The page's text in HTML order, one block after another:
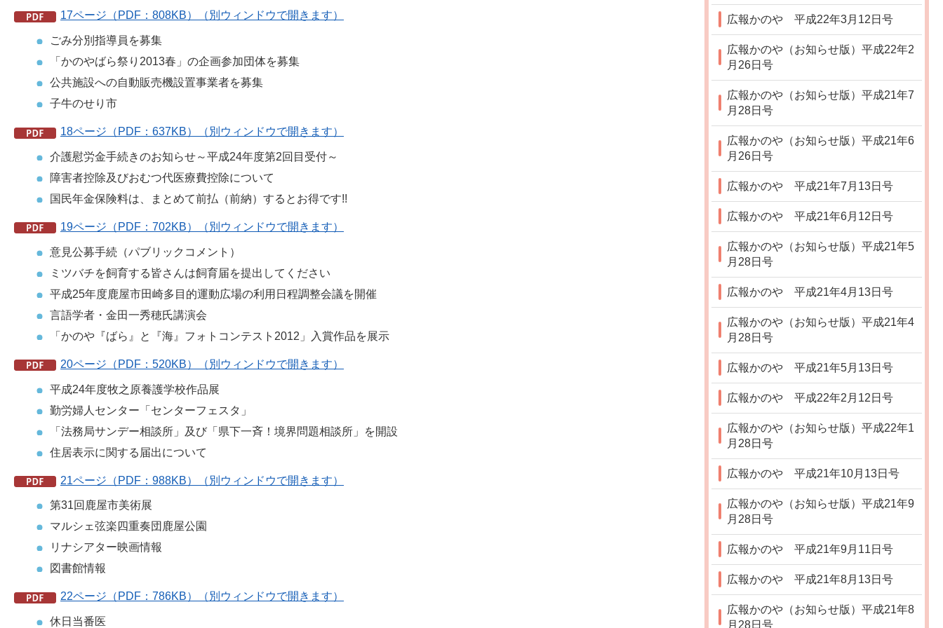
17ページ（PDF：808KB）（別ウィンドウで開きます）
ごみ分別指導員を募集
「かのやばら祭り2013春」の企画参加団体を募集
公共施設への自動販売機設置事業者を募集
子牛のせり市
18ページ（PDF：637KB）（別ウィンドウで開きます）
介護慰労金手続きのお知らせ～平成24年度第2回目受付～
障害者控除及びおむつ代医療費控除について
国民年金保険料は、まとめて前払（前納）するとお得です!!
19ページ（PDF：702KB）（別ウィンドウで開きます）
意見公募手続（パブリックコメント）
ミツバチを飼育する皆さんは飼育届を提出してください
平成25年度鹿屋市田崎多目的運動広場の利用日程調整会議を開催
言語学者・金田一秀穂氏講演会
「かのや『ばら』と『海』フォトコンテスト2012」入賞作品を展示
20ページ（PDF：520KB）（別ウィンドウで開きます）
平成24年度牧之原養護学校作品展
勤労婦人センター「センターフェスタ」
「法務局サンデー相談所」及び「県下一斉！境界問題相談所」を開設
住居表示に関する届出について
21ページ（PDF：988KB）（別ウィンドウで開きます）
第31回鹿屋市美術展
マルシェ弦楽四重奏団鹿屋公園
リナシアター映画情報
図書館情報
22ページ（PDF：786KB）（別ウィンドウで開きます）
休日当番医
広報かのや 平成22年3月12日号
広報かのや（お知らせ版）平成22年2
月26日号
広報かのや（お知らせ版）平成21年7
月28日号
広報かのや（お知らせ版）平成21年6
月26日号
広報かのや 平成21年7月13日号
広報かのや 平成21年6月12日号
広報かのや（お知らせ版）平成21年5
月28日号
広報かのや 平成21年4月13日号
広報かのや（お知らせ版）平成21年4
月28日号
広報かのや 平成21年5月13日号
広報かのや 平成22年2月12日号
広報かのや（お知らせ版）平成22年1
月28日号
広報かのや 平成21年10月13日号
広報かのや（お知らせ版）平成21年9
月28日号
広報かのや 平成21年9月11日号
広報かのや 平成21年8月13日号
広報かのや（お知らせ版）平成21年8
月28日号